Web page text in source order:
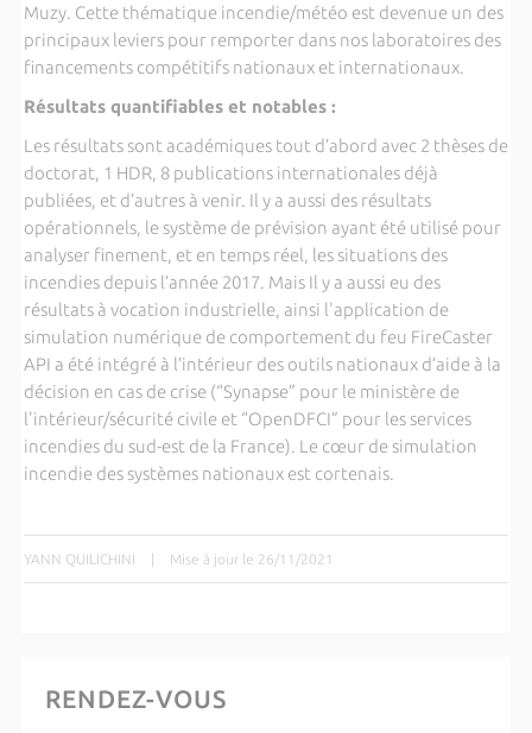
Muzy. Cette thématique incendie/météo est devenue un des
principaux leviers pour remporter dans nos laboratoires des
financements compétitifs nationaux et internationaux.
Résultats quantifiables et notables :
Les résultats sont académiques tout d’abord avec 2 thèses de
doctorat, 1 HDR, 8 publications internationales déjà
publiées, et d’autres à venir. Il y a aussi des résultats
opérationnels, le système de prévision ayant été utilisé pour
analyser finement, et en temps réel, les situations des
incendies depuis l’année 2017. Mais Il y a aussi eu des
résultats à vocation industrielle, ainsi l'application de
simulation numérique de comportement du feu FireCaster
API a été intégré à l’intérieur des outils nationaux d’aide à la
décision en cas de crise (“Synapse” pour le ministère de
l'intérieur/sécurité civile et “OpenDFCI” pour les services
incendies du sud-est de la France). Le cœur de simulation
incendie des systèmes nationaux est cortenais.
YANN QUILICHINI | Mise à jour le 26/11/2021
RENDEZ-VOUS